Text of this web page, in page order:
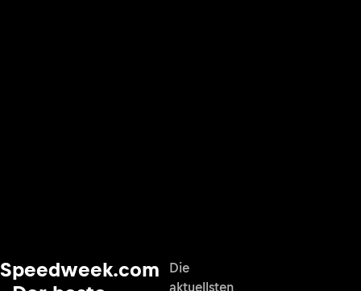
Speedweek.com
Die
aktuellsten